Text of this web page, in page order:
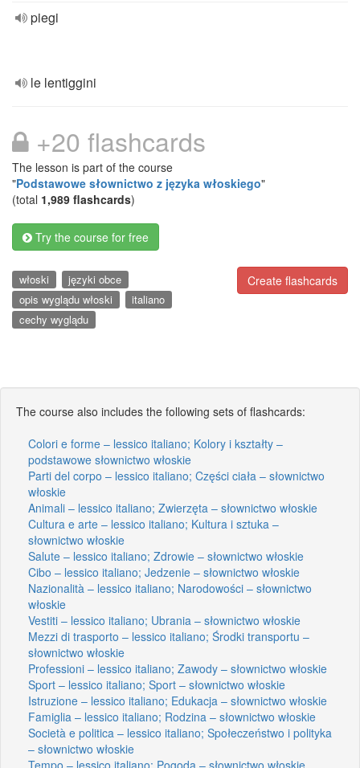
piegi
le lentiggini
+20 flashcards
The lesson is part of the course
"Podstawowe słownictwo z języka włoskiego"
(total 1,989 flashcards)
Try the course for free
Create flashcards
włoski
języki obce
opis wyglądu włoski
italiano
cechy wyglądu
The course also includes the following sets of flashcards:
Colori e forme – lessico italiano; Kolory i kształty –
podstawowe słownictwo włoskie
Parti del corpo – lessico italiano; Części ciała – słownictwo
włoskie
Animali – lessico italiano; Zwierzęta – słownictwo włoskie
Cultura e arte – lessico italiano; Kultura i sztuka –
słownictwo włoskie
Salute – lessico italiano; Zdrowie – słownictwo włoskie
Cibo – lessico italiano; Jedzenie – słownictwo włoskie
Nazionalità – lessico italiano; Narodowości – słownictwo
włoskie
Vestiti – lessico italiano; Ubrania – słownictwo włoskie
Mezzi di trasporto – lessico italiano; Środki transportu –
słownictwo włoskie
Professioni – lessico italiano; Zawody – słownictwo włoskie
Sport – lessico italiano; Sport – słownictwo włoskie
Istruzione – lessico italiano; Edukacja – słownictwo włoskie
Famiglia – lessico italiano; Rodzina – słownictwo włoskie
Società e politica – lessico italiano; Społeczeństwo i polityka
– słownictwo włoskie
Tempo – lessico italiano; Pogoda – słownictwo włoskie